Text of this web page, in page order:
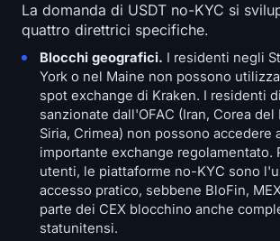
La domanda di USDT no-KYC si
quattro direttrici specifiche.
Blocchi geografici. I residenti negli
York o nel Maine non possono
spot exchange di Kraken. I residenti
sanzionate dall'OFAC (Iran, Corea del
Siria, Crimea) non possono accedere
importante exchange regolamentato.
utenti, le piattaforme no-KYC sono
accesso pratico, sebbene BloFin,
parte dei CEX blocchino anche
statunitensi.